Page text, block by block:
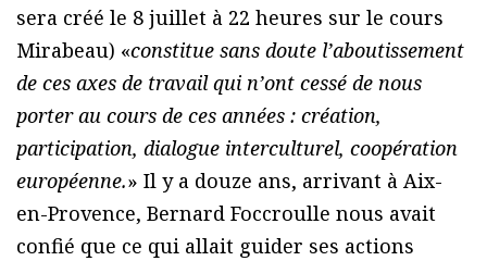
sera créé le 8 juillet à 22 heures sur le cours
Mirabeau) «constitue sans doute l’aboutissement
de ces axes de travail qui n’ont cessé de nous
porter au cours de ces années : création,
participation, dialogue interculturel, coopération
européenne.» Il y a douze ans, arrivant à Aix-
en-Provence, Bernard Foccroulle nous avait
confié que ce qui allait guider ses actions